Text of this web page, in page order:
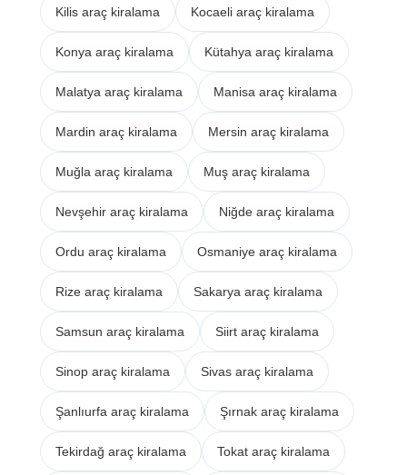
Kilis araç kiralama Kocaeli araç kiralama
Konya araç kiralama Kütahya araç kiralama
Malatya araç kiralama Manisa araç kiralama
Mardin araç kiralama Mersin araç kiralama
Muğla araç kiralama Muş araç kiralama
Nevşehir araç kiralama Niğde araç kiralama
Ordu araç kiralama Osmaniye araç kiralama
Rize araç kiralama Sakarya araç kiralama
Samsun araç kiralama Siirt araç kiralama
Sinop araç kiralama Sivas araç kiralama
Şanlıurfa araç kiralama Şırnak araç kiralama
Tekirdağ araç kiralama Tokat araç kiralama